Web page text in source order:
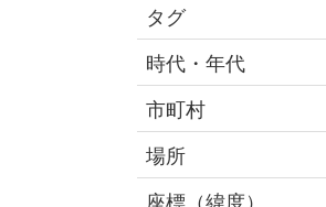
タグ
時代・年代
市町村
場所
座標（緯度）